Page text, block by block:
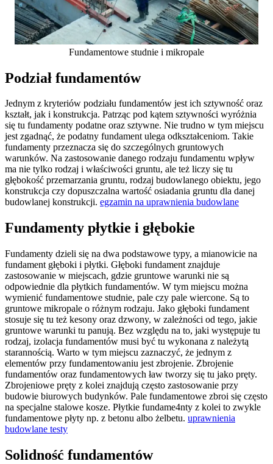
Fundamentowe studnie i mikropale
Podział fundamentów
Jednym z kryteriów podziału fundamentów jest ich sztywność oraz
kształt, jak i konstrukcja. Patrząc pod kątem sztywności wyróżnia
się tu fundamenty podatne oraz sztywne. Nie trudno w tym miejscu
jest zgadnąć, że podatny fundament ulega odkształceniom. Takie
fundamenty przeznacza się do szczególnych gruntowych
warunków. Na zastosowanie danego rodzaju fundamentu wpływ
ma nie tylko rodzaj i właściwości gruntu, ale też liczy się tu
głębokość przemarzania gruntu, rodzaj budowlanego obiektu, jego
konstrukcja czy dopuszczalna wartość osiadania gruntu dla danej
budowlanej konstrukcji. egzamin na uprawnienia budowlane
Fundamenty płytkie i głębokie
Fundamenty dzieli się na dwa podstawowe typy, a mianowicie na
fundament głęboki i płytki. Głęboki fundament znajduje
zastosowanie w miejscach, gdzie gruntowe warunki nie są
odpowiednie dla płytkich fundamentów. W tym miejscu można
wymienić fundamentowe studnie, pale czy pale wiercone. Są to
gruntowe mikropale o różnym rodzaju. Jako głęboki fundament
stosuje się tu też kesony oraz dzwony, w zależności od tego, jakie
gruntowe warunki tu panują. Bez względu na to, jaki występuje tu
rodzaj, izolacja fundamentów musi być tu wykonana z należytą
starannością. Warto w tym miejscu zaznaczyć, że jednym z
elementów przy fundamentowaniu jest zbrojenie. Zbrojenie
fundamentów oraz fundamentowych ław tworzy się tu jako pręty.
Zbrojeniowe pręty z kolei znajdują często zastosowanie przy
budowie biurowych budynków. Pale fundamentowe zbroi się często
na specjalne stalowe kosze. Płytkie fundame4nty z kolei to zwykle
fundamentowe płyty np. z betonu albo żelbetu. uprawnienia
budowlane testy
Solidność fundamentów